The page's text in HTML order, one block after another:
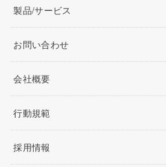
製品/サービス
お問い合わせ
会社概要
行動規範
採用情報